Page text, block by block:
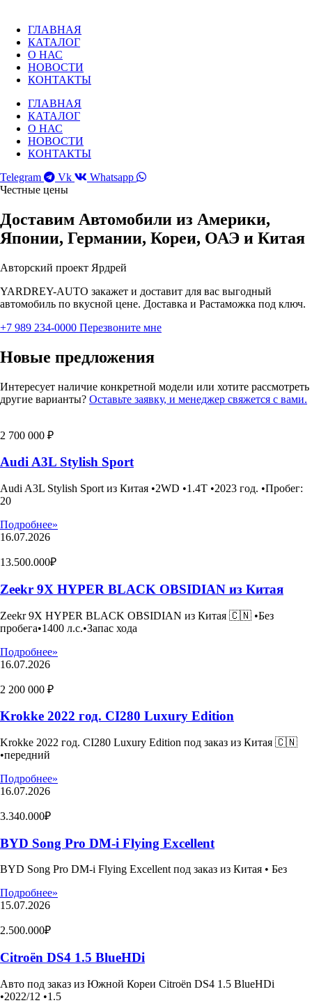
содержимому
ГЛАВНАЯ
КАТАЛОГ
О НАС
НОВОСТИ
КОНТАКТЫ
ГЛАВНАЯ
КАТАЛОГ
О НАС
НОВОСТИ
КОНТАКТЫ
Telegram
Vk
Whatsapp
Честные цены
Доставим Автомобили из Америки,
Японии, Германии, Кореи, ОАЭ и Китая
Авторский проект Ярдрей
YARDREY-AUTO закажет и доставит для вас выгодный
автомобиль по вкусной цене. Доставка и Растаможка под ключ.
+7 989 234-0000 Перезвоните мне
Новые предложения
Интересует наличие конкретной модели или хотите рассмотреть
другие варианты? Оставьте заявку, и менеджер свяжется с вами.
2 700 000 ₽
Audi A3L Stylish Sport
Audi A3L Stylish Sport из Китая •2WD •1.4T •2023 год. •Пробег:
20
Подробнее»
16.07.2026
13.500.000₽
Zeekr 9X HYPER BLACK OBSIDIAN из Китая
Zeekr 9X HYPER BLACK OBSIDIAN из Китая 🇨🇳 •Без
пробега•1400 л.с.•Запас хода
Подробнее»
16.07.2026
2 200 000 ₽
Krokke 2022 год. CI280 Luxury Edition
Krokke 2022 год. CI280 Luxury Edition под заказ из Китая 🇨🇳
•передний
Подробнее»
16.07.2026
3.340.000₽
BYD Song Pro DM-i Flying Excellent
BYD Song Pro DM-i Flying Excellent под заказ из Китая • Без
Подробнее»
15.07.2026
2.500.000₽
Citroën DS4 1.5 BlueHDi
Авто под заказ из Южной Кореи Citroën DS4 1.5 BlueHDi
•2022/12 •1.5